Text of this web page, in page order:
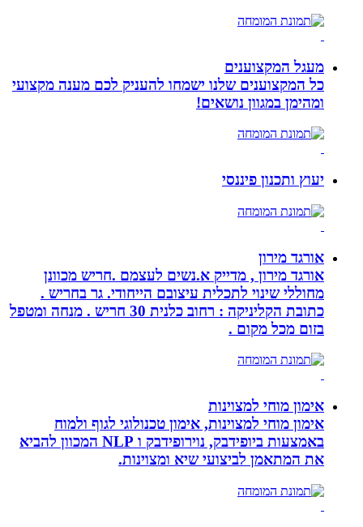
מעגל המקצוענים
כל המקצוענים שלנו ישמחו להעניק לכם מענה מקצועי
ומהימן במגוון נושאים!
יעוץ ותכנון פיננסי
אורגד מירון
אורגד מירון , מדייק א.נשים לעצמם .חריש מכוונן
מחוללי שינוי לתכלית עיצובם הייחודי. גר בחריש .
כתובת הקליניקה : רחוב כלנית 30 חריש . מנחה ומטפל
בזום מכל מקום .
אימון מוחי למצוינות
אימון מוחי למצוינות, אימון טכנולוגי לגוף ולמוח
באמצעות ביופידבק, נוירופידבק ו NLP המכוון להביא
את המתאמן לביצועי שיא ומצוינות.